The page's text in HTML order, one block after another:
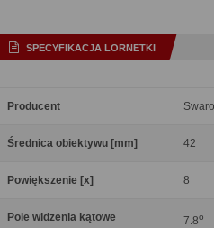
SPECYFIKACJA LORNETKI
Producent
Średnica obiektywu [mm] 42
Powiększenie [x] 8
Pole widzenia kątowe 7.8o